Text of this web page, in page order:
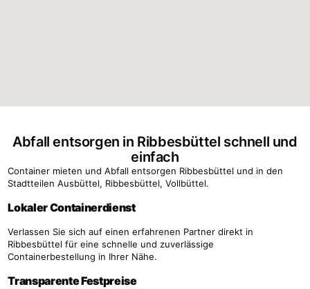
Abfall entsorgen in Ribbesbüttel schnell und
einfach
Container mieten und Abfall entsorgen Ribbesbüttel und in den
Stadtteilen Ausbüttel, Ribbesbüttel, Vollbüttel.
Lokaler Containerdienst
Verlassen Sie sich auf einen erfahrenen Partner direkt in
Ribbesbüttel für eine schnelle und zuverlässige
Containerbestellung in Ihrer Nähe.
Transparente Festpreise